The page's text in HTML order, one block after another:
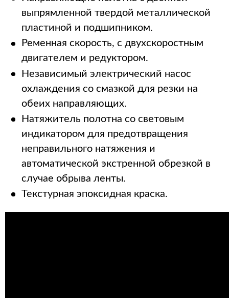
выпрямленной твердой металлической
пластиной и подшипником.
Ременная скорость, с двухскоростным
двигателем и редуктором.
Независимый электрический насос
охлаждения со смазкой для резки на
обеих направляющих.
Натяжитель полотна со световым
индикатором для предотвращения
неправильного натяжения и
автоматической экстренной обрезкой в ​​
случае обрыва ленты.
Текстурная эпоксидная краска.